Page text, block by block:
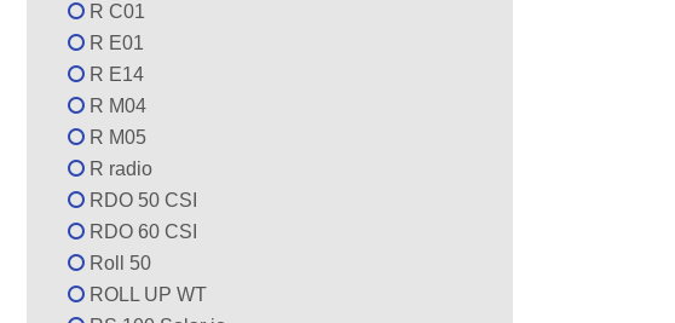
R C01
R E01
R E14
R M04
R M05
R radio
RDO 50 CSI
RDO 60 CSI
Roll 50
ROLL UP WT